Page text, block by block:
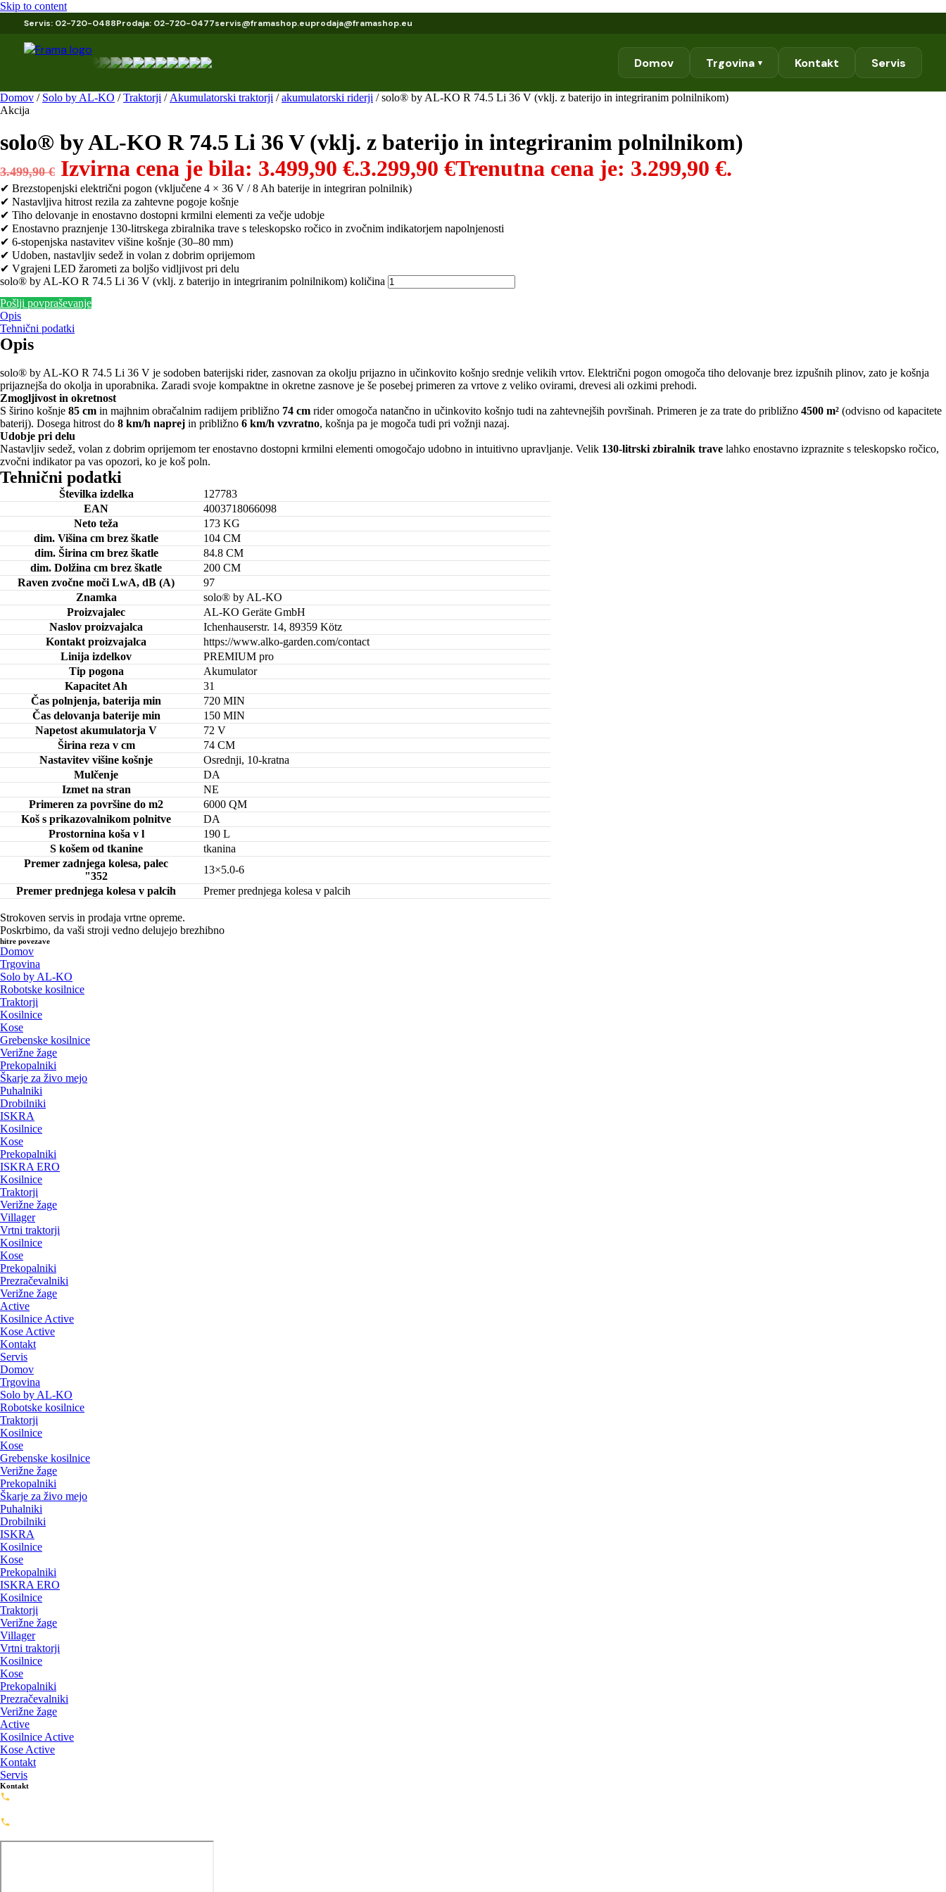
Skip to content
Servis: 02-720-0488Prodaja: 02-720-0477servis@framashop.euprodaja@framashop.eu
Domov Trgovina ▾ Kontakt Servis
Domov / Solo by AL-KO /Traktorji / Akumulatorski traktorji /akumulatorski riderji / solo® by AL-KO R 74.5 Li 36 V (vklj. z baterijo in integriranim polnilnikom)
Akcija
solo® by AL-KO R 74.5 Li 36 V (vklj. z baterijo in integriranim polnilnikom)
3.499,90€ Izvirna cena je bila: 3.499,90 €.3.299,90 €Trenutna cena je: 3.299,90 €.
✔ Brezstopenjski električni pogon (vključene 4 × 36 V / 8 Ah baterije in integriran polnilnik)
✔ Nastavljiva hitrost rezila za zahtevne pogoje košnje
✔ Tiho delovanje in enostavno dostopni krmilni elementi za večje udobje
✔ Enostavno praznjenje 130-litrskega zbiralnika trave s teleskopsko ročico in zvočnim indikatorjem napolnjenosti
✔ 6-stopenjska nastavitev višine košnje (30–80 mm)
✔ Udoben, nastavljiv sedež in volan z dobrim oprijemom
✔ Vgrajeni LED žarometi za boljšo vidljivost pri delu
solo® by AL-KO R 74.5 Li 36 V (vklj. z baterijo in integriranim polnilnikom) količina
Pošlji povpraševanje
Opis
Tehnični podatki
Opis
solo® by AL-KO R 74.5 Li 36 V je sodoben baterijski rider, zasnovan za okolju prijazno in učinkovito košnjo srednje velikih vrtov. Električni pogon omogoča tiho delovanje brez izpušnih plinov, zato je košnja
prijaznejša do okolja in uporabnika. Zaradi svoje kompaktne in okretne zasnove je še posebej primeren za vrtove z veliko ovirami, drevesi ali ozkimi prehodi.
Zmogljivost in okretnost
S širino košnje 85 cm in majhnim obračalnim radijem približno 74 cm rider omogoča natančno in učinkovito košnjo tudi na zahtevnejših površinah. Primeren je za trate do približno 4500 m² (odvisno od kapacitete
baterij). Dosega hitrost do 8 km/h naprej in približno 6 km/h vzvratno, košnja pa je mogoča tudi pri vožnji nazaj.
Udobje pri delu
Nastavljiv sedež, volan z dobrim oprijemom ter enostavno dostopni krmilni elementi omogočajo udobno in intuitivno upravljanje. Velik 130-litrski zbiralnik trave lahko enostavno izpraznite s teleskopsko ročico,
zvočni indikator pa vas opozori, ko je koš poln.
Tehnični podatki
Številka izdelka
127783
EAN
4003718066098
Neto teža
173 KG
dim. Višina cm brez škatle
104 CM
dim. Širina cm brez škatle
84.8 CM
dim. Dolžina cm brez škatle
200 CM
Raven zvočne moči LwA, dB (A)
97
Znamka
solo® by AL-KO
Proizvajalec
AL-KO Geräte GmbH
Naslov proizvajalca
Ichenhauserstr. 14, 89359 Kötz
Kontakt proizvajalca
https://www.alko-garden.com/contact
Linija izdelkov
PREMIUM pro
Tip pogona
Akumulator
Kapacitet Ah
31
Čas polnjenja, baterija min
720 MIN
Čas delovanja baterije min
150 MIN
Napetost akumulatorja V
72 V
Širina reza v cm
74 CM
Nastavitev višine košnje
Osrednji, 10-kratna
Mulčenje
DA
Izmet na stran
NE
Primeren za površine do m2
6000 QM
Koš s prikazovalnikom polnitve
DA
Prostornina koša v l
190 L
S košem od tkanine
tkanina
Premer zadnjega kolesa, palec
"352
13×5.0-6
Premer prednjega kolesa v palcih
Premer prednjega kolesa v palcih
Strokoven servis in prodaja vrtne opreme.
Poskrbimo, da vaši stroji vedno delujejo brezhibno
hitre povezave
Domov
Trgovina
Solo by AL-KO
Robotske kosilnice
Traktorji
Kosilnice
Kose
Grebenske kosilnice
Verižne žage
Prekopalniki
Škarje za živo mejo
Puhalniki
Drobilniki
ISKRA
Kosilnice
Kose
Prekopalniki
ISKRA ERO
Kosilnice
Traktorji
Verižne žage
Villager
Vrtni traktorji
Kosilnice
Kose
Prekopalniki
Prezračevalniki
Verižne žage
Active
Kosilnice Active
Kose Active
Kontakt
Servis
Domov
Trgovina
Solo by AL-KO
Robotske kosilnice
Traktorji
Kosilnice
Kose
Grebenske kosilnice
Verižne žage
Prekopalniki
Škarje za živo mejo
Puhalniki
Drobilniki
ISKRA
Kosilnice
Kose
Prekopalniki
ISKRA ERO
Kosilnice
Traktorji
Verižne žage
Villager
Vrtni traktorji
Kosilnice
Kose
Prekopalniki
Prezračevalniki
Verižne žage
Active
Kosilnice Active
Kose Active
Kontakt
Servis
Kontakt